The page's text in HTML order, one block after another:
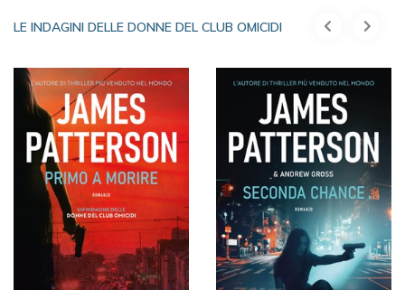
LE INDAGINI DELLE DONNE DEL CLUB OMICIDI